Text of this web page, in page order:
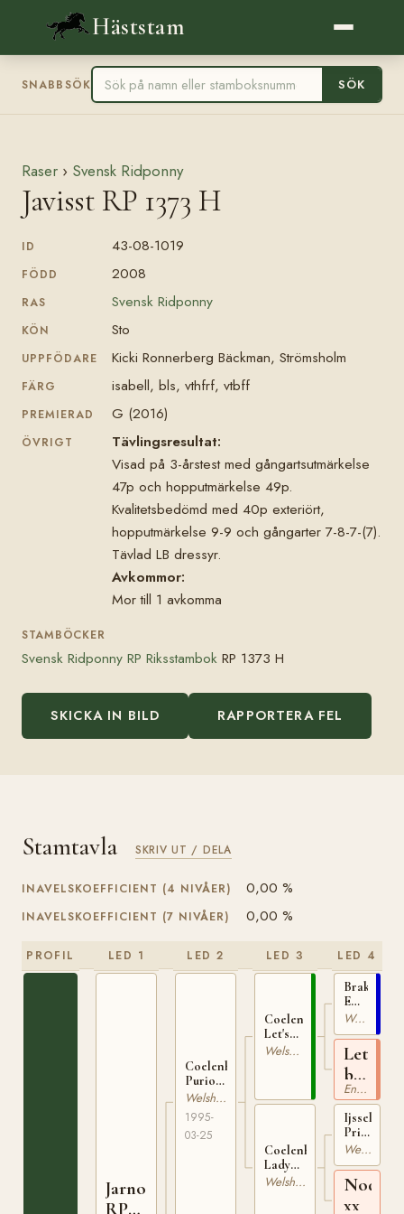
Häststam
SNABBSÖK SÖK
Raser › Svensk Ridponny
Javisst RP 1373 H
ID 43-08-1019
FÖDD 2008
RAS Svensk Ridponny
KÖN Sto
UPPFÖDARE Kicki Ronnerberg Bäckman, Strömsholm
FÄRG isabell, bls, vthfrf, vtbff
PREMIERAD G (2016)
ÖVRIGT
Tävlingsresultat:
Visad på 3-årstest med gångartsutmärkelse
47p och hopputmärkelse 49p.
Kvalitetsbedömd med 40p exteriört,
hopputmärkelse 9-9 och gångarter 7-8-7-(7).
Tävlad LB dressyr.
Avkommor:
Mor till 1 avkomma
STAMBÖCKER
Svensk Ridponny RP Riksstambok RP 1373 H
SKICKA IN BILD RAPPORTERA FEL
Stamtavla SKRIV UT / DELA
INAVELSKOEFFICIENT (4 NIVÅER) 0,00 %
INAVELSKOEFFICIENT (7 NIVÅER) 0,00 %
PROFIL LED 1
Jarno
RP
LED 2
Coelenhage's
Purioso
RP 188Welsh Partbred
1995-
03-25
LED 3
Coelenhage's
Let's
Be theWelsh Partbred
Coelenhage's
Lady
PrimeurWelsh Partbred
LED 4
Emiel
STB-
14125
Welshponny
Let's
be
Better
xx
Engelskt Fullblod
Primeur
11742Welshponny
xx